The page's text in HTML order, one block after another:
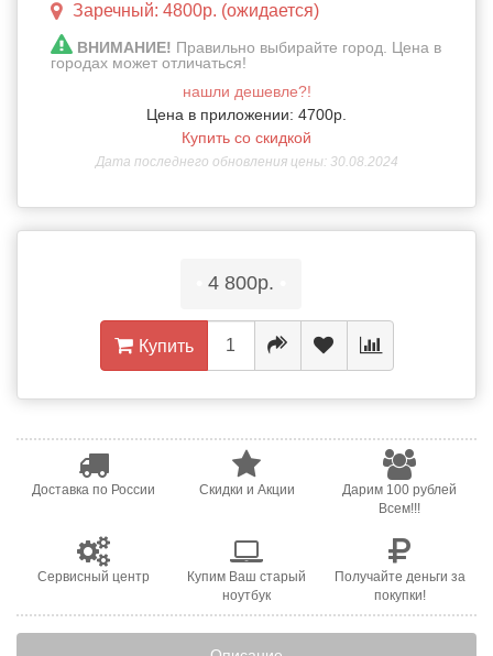
Заречный: 4800р. (ожидается)
ВНИМАНИЕ! Правильно выбирайте город. Цена в
городах может отличаться!
нашли дешевле?!
Цена в приложении: 4700р.
Купить со скидкой
Дата последнего обновления цены: 30.08.2024
4 800р.
Купить
Доставка по России Скидки и Акции
Дарим 100 рублей
Всем!!!
Сервисный центр
Купим Ваш старый
ноутбук
Получайте деньги за
покупки!